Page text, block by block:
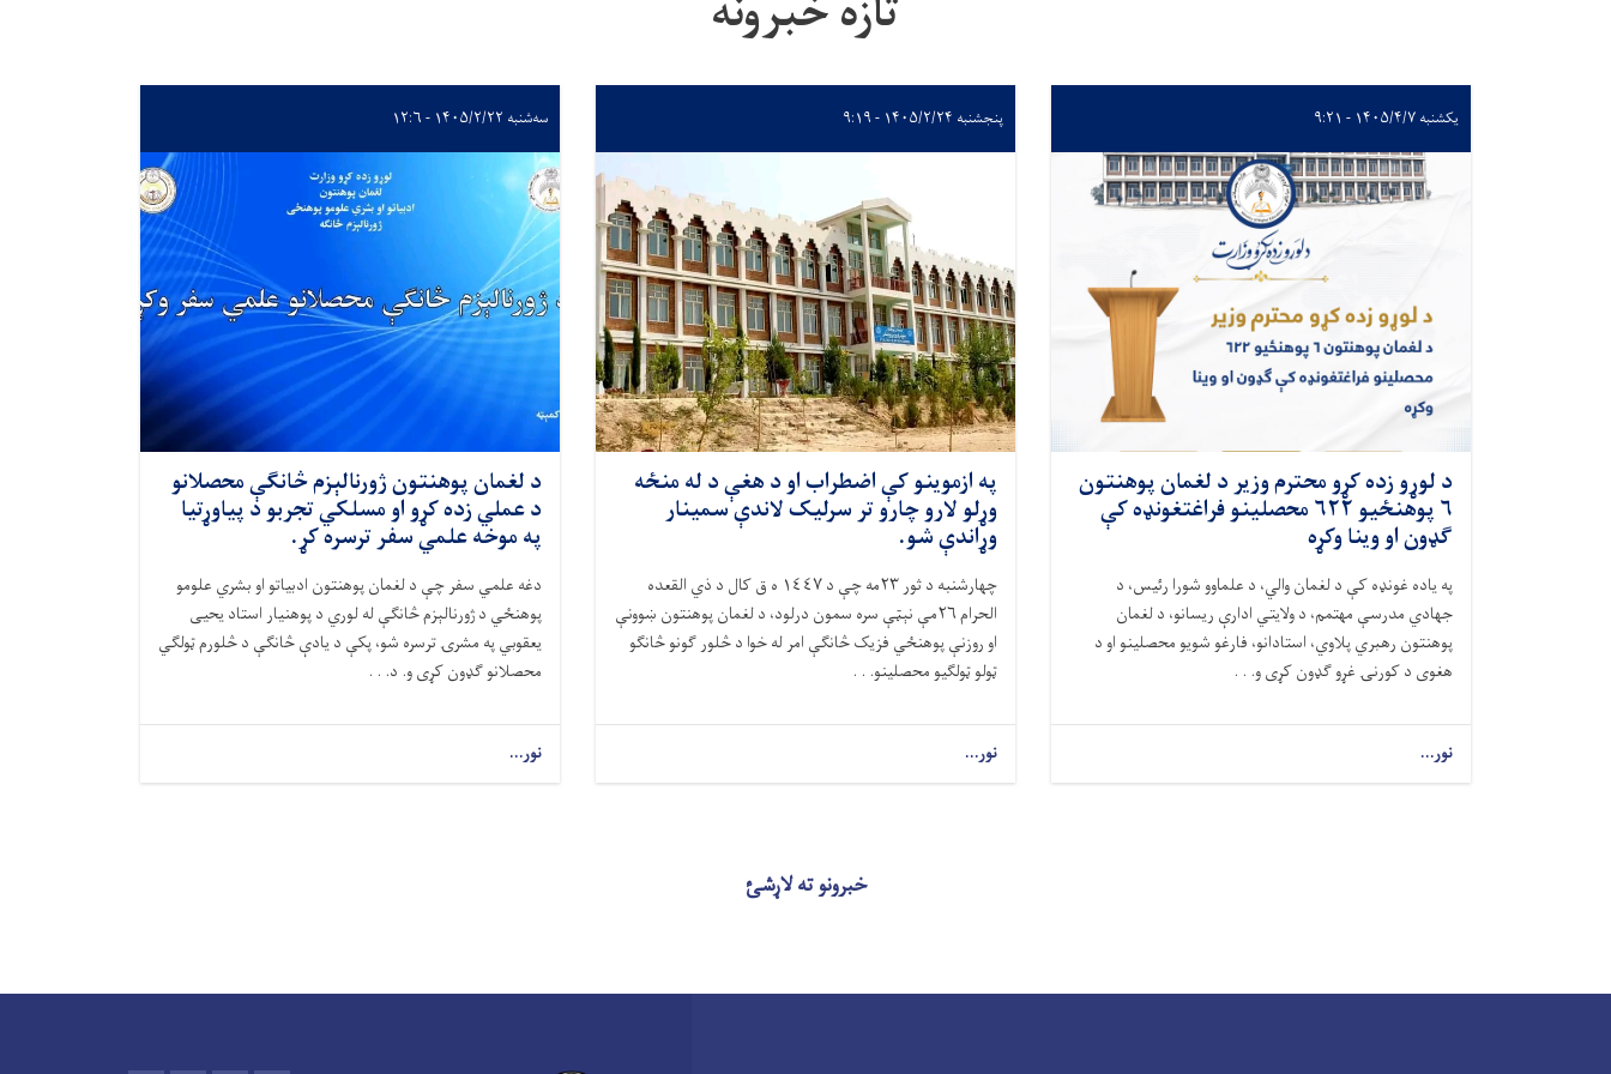
تازه خبرونه
یکشنبه ۱۴۰۵/۴/۷ - ۹:۲۱
د لوړو زده کړو محترم وزیر د لغمان پوهنتون
۶ پوهنځيو ۶۲۲ محصلینو فراغتغونډه کې
ګډون او وینا وکړه
په یاده غونډه کې د لغمان والي، د علماوو شورا رئيس، د
جهادي مدرسې مهتمم، د ولایتي ادارې ریسانو، د لغمان
پوهنتون رهبري پلاوي، استادانو، فارغو شویو محصلینو او د
هغوی د کورنۍ غړو ګډون کړی و. . .
نور...
پنجشنبه ۱۴۰۵/۲/۲۴ - ۹:۱۹
په ازموینو کې اضطراب او د هغې د له منځه
وړلو لارو چارو تر سرلیک لاندې سمینار
وړاندې شو.
چهارشنبه د ثور ۲۳
مه چې د ١٤٤٧ ه ق کال د ذي القعده
الحرام ٢٦مې نېټې سره سمون درلود، د لغمان پوهنتون ښوونې
او روزنې پوهنځي فزیک څانګې امر له خوا د څلور ګونو څانګو
ټولو ټولګیو محصلینو. . .
نور...
سه‌شنبه ۱۴۰۵/۲/۲۲ - ۱۲:۶
د لغمان پوهنتون ژورنالېزم څانګې محصلانو
د عملي زده کړو او مسلکي تجربو د پیاوړتیا
په موخه علمي سفر ترسره کړ.
دغه علمي سفر چې د لغمان پوهنتون ادبیاتو او بشري علومو
پوهنځي د ژورنالېزم څانګې له لوري د پوهنیار استاد یحیی
یعقوبي په مشرۍ ترسره شو، پکې د یادې څانګې د څلورم ټولګي
محصلانو ګډون کړی و. د. . .
نور...
خبرونو ته لاړشئ